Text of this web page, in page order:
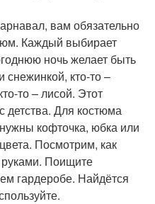
вам обязательно
Каждый выбирает
ночь желает быть
снежинкой, кто-то –
то – лисой. Этот
детства. Для костюма
кофточка, юбка или
Посмотрим, как
Поищите
гардеробе. Найдётся